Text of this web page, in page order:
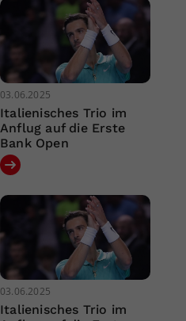
03.06.2025
Italienisches Trio im
Anflug auf die Erste
Bank Open
03.06.2025
Italienisches Trio im